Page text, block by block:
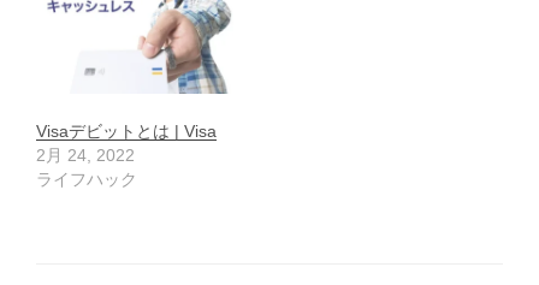
Visaデビットとは | Visa
2月 24, 2022
ライフハック